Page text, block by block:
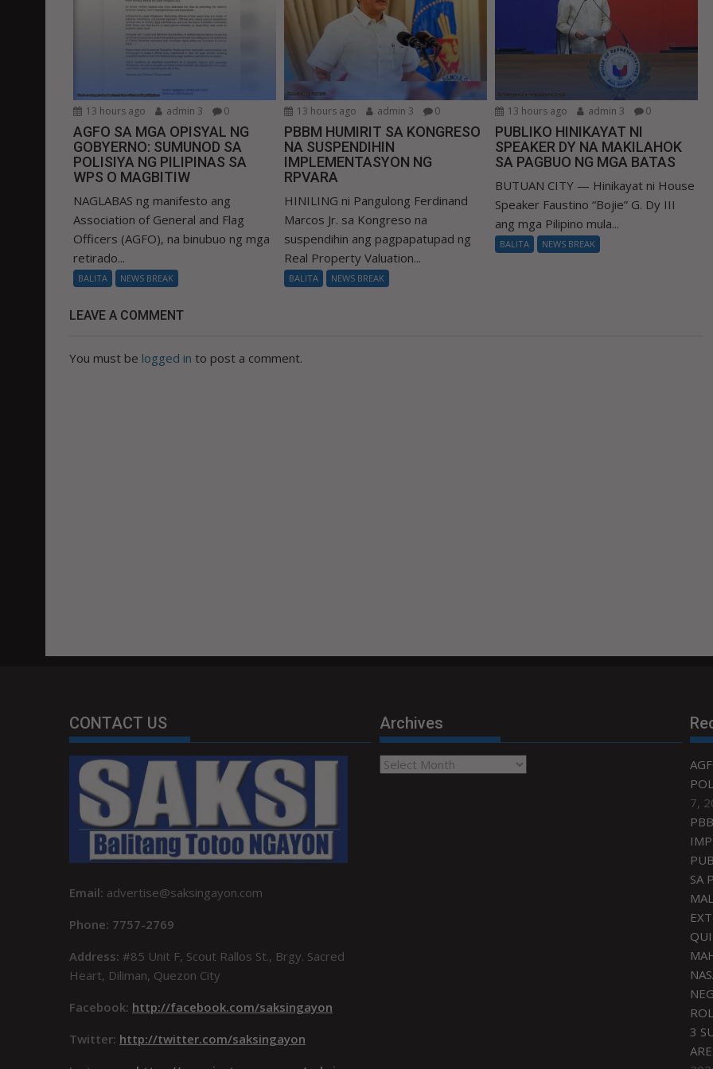
13 hours ago admin 3 0
AGFO SA MGA OPISYAL NG
GOBYERNO: SUMUNOD SA
POLISIYA NG PILIPINAS SA
WPS O MAGBITIW
NAGLABAS ng manifesto ang
Association of General and Flag
Officers (AGFO), na binubuo ng mga
retirado...
BALITA NEWS BREAK
13 hours ago admin 3 0
PBBM HUMIRIT SA KONGRESO
NA SUSPENDIHIN
IMPLEMENTASYON NG
RPVARA
HINILING ni Pangulong Ferdinand
Marcos Jr. sa Kongreso na
suspendihin ang pagpapatupad ng
Real Property Valuation...
BALITA NEWS BREAK
13 hours ago admin 3 0
PUBLIKO HINIKAYAT NI
SPEAKER DY NA MAKILAHOK
SA PAGBUO NG MGA BATAS
BUTUAN CITY — Hinikayat ni House
Speaker Faustino “Bojie” G. Dy III
ang mga Pilipino mula...
BALITA NEWS BREAK
LEAVE A COMMENT
You must be logged in to post a comment.
CONTACT US
Email: advertise@saksingayon.com
Phone: 7757-2769
Address: #85 Unit F, Scout Rallos St., Brgy. Sacred
Heart, Diliman, Quezon City
Facebook: http://facebook.com/saksingayon
Twitter: http://twitter.com/saksingayon
Archives
Archives
7,
SA
3